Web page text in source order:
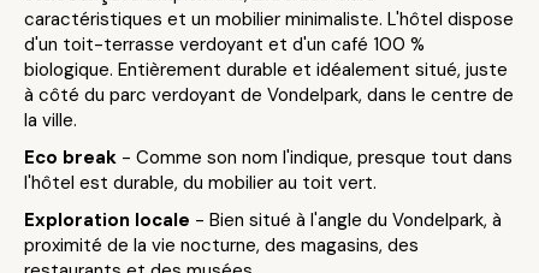
caractéristiques et un mobilier minimaliste. L'hôtel dispose
d'un toit-terrasse verdoyant et d'un café 100 %
biologique. Entièrement durable et idéalement situé, juste
à côté du parc verdoyant de Vondelpark, dans le centre de
la ville.
Eco break - Comme son nom l'indique, presque tout dans
l'hôtel est durable, du mobilier au toit vert.
Exploration locale - Bien situé à l'angle du Vondelpark, à
proximité de la vie nocturne, des magasins, des